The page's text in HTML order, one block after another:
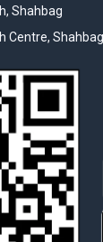
Shahbag
Centre, Shahbag